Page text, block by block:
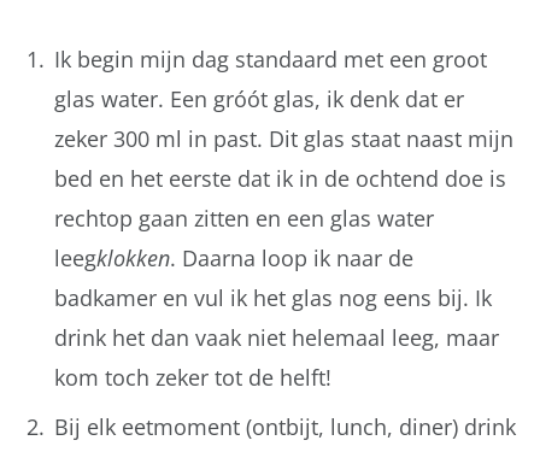
Ik begin mijn dag standaard met een groot
glas water. Een gróót glas, ik denk dat er
zeker 300 ml in past. Dit glas staat naast mijn
bed en het eerste dat ik in de ochtend doe is
rechtop gaan zitten en een glas water
leegklokken. Daarna loop ik naar de
badkamer en vul ik het glas nog eens bij. Ik
drink het dan vaak niet helemaal leeg, maar
kom toch zeker tot de helft!
Bij elk eetmoment (ontbijt, lunch, diner) drink